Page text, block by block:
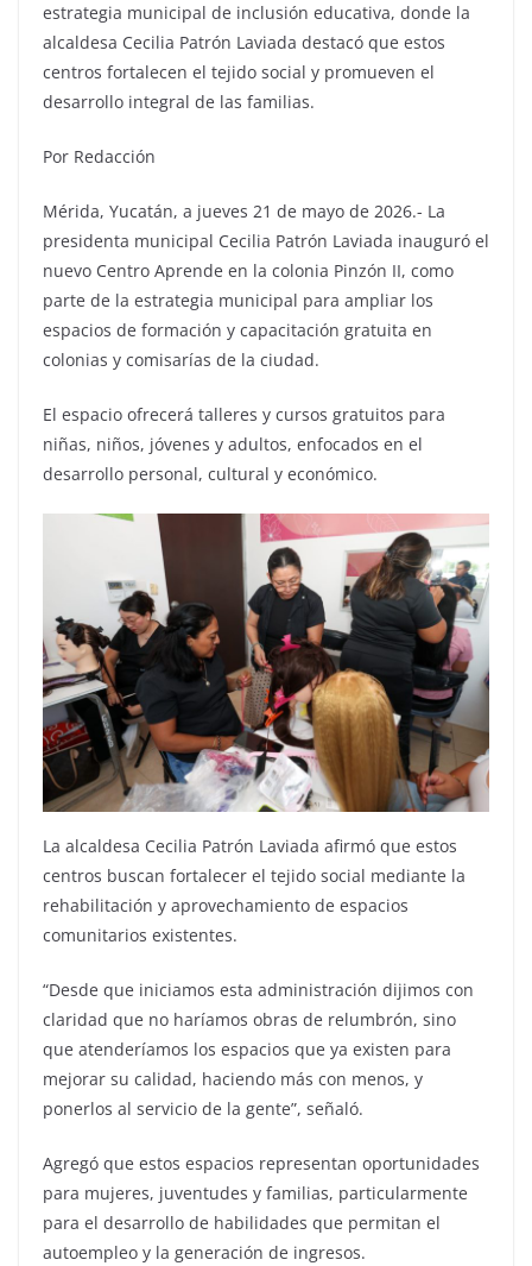
estrategia municipal de inclusión educativa, donde la
alcaldesa Cecilia Patrón Laviada destacó que estos
centros fortalecen el tejido social y promueven el
desarrollo integral de las familias.
Por Redacción
Mérida, Yucatán, a jueves 21 de mayo de 2026.- La
presidenta municipal Cecilia Patrón Laviada inauguró el
nuevo Centro Aprende en la colonia Pinzón II, como
parte de la estrategia municipal para ampliar los
espacios de formación y capacitación gratuita en
colonias y comisarías de la ciudad.
El espacio ofrecerá talleres y cursos gratuitos para
niñas, niños, jóvenes y adultos, enfocados en el
desarrollo personal, cultural y económico.
La alcaldesa Cecilia Patrón Laviada afirmó que estos
centros buscan fortalecer el tejido social mediante la
rehabilitación y aprovechamiento de espacios
comunitarios existentes.
“Desde que iniciamos esta administración dijimos con
claridad que no haríamos obras de relumbrón, sino
que atenderíamos los espacios que ya existen para
mejorar su calidad, haciendo más con menos, y
ponerlos al servicio de la gente”, señaló.
Agregó que estos espacios representan oportunidades
para mujeres, juventudes y familias, particularmente
para el desarrollo de habilidades que permitan el
autoempleo y la generación de ingresos.